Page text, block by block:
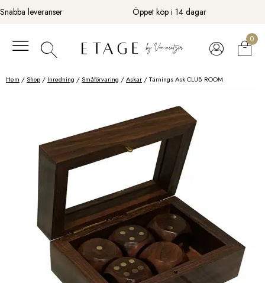
Fortsätt
till
Snabba leveranser Öppet köp i 14 dagar
0
Hem /Shop / Inredning /Småförvaring /Askar / Tärnings Ask CLUB ROOM